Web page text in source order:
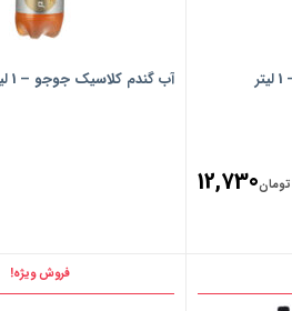
تومان12,730
آب گندم کلاسیک جوجو – 1 لیتر
فروش ویژه!